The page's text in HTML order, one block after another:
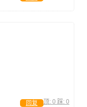
顶: 0 踩: 0
回复